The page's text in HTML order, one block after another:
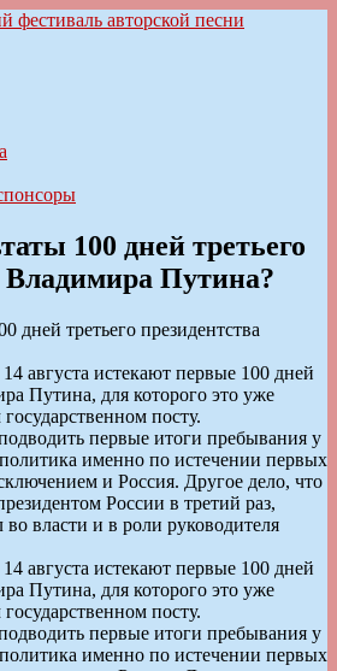
песни
100 дней третьего
Владимира Путина?
августа истекают первые 100 дней
Путина, для которого это уже
посту.
первые итоги пребывания у
именно по истечении первых
и Россия. Другое дело, что
России в третий раз,
власти и в роли руководителя
августа истекают первые 100 дней
Путина, для которого это уже
посту.
первые итоги пребывания у
именно по истечении первых